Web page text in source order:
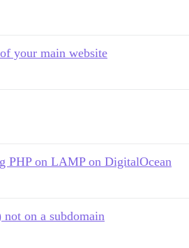
your main website
PHP on LAMP on DigitalOcean
on a subdomain